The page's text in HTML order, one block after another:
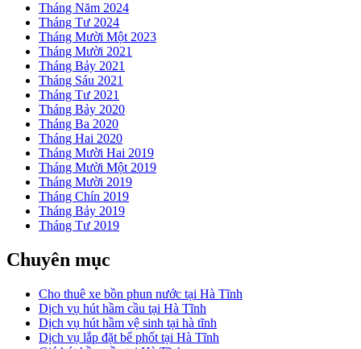
Tháng Năm 2024
Tháng Tư 2024
Tháng Mười Một 2023
Tháng Mười 2021
Tháng Bảy 2021
Tháng Sáu 2021
Tháng Tư 2021
Tháng Bảy 2020
Tháng Ba 2020
Tháng Hai 2020
Tháng Mười Hai 2019
Tháng Mười Một 2019
Tháng Mười 2019
Tháng Chín 2019
Tháng Bảy 2019
Tháng Tư 2019
Chuyên mục
Cho thuê xe bồn phun nước tại Hà Tĩnh
Dịch vụ hút hầm cầu tại Hà Tĩnh
Dịch vụ hút hầm vệ sinh tại hà tĩnh
Dịch vụ lắp đặt bể phốt tại Hà Tĩnh